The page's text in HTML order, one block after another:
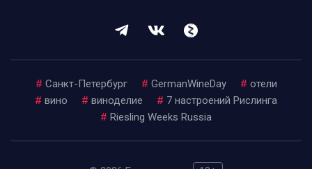
# Санкт-Петербург # GermanWineDay # отели
# вино # виноделие # 7 настроений Рислинга
# Riesling Weeks Russia